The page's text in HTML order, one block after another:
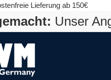
Lieferung ab 150€
Unser